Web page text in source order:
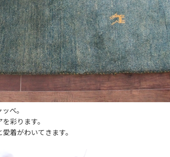
ベ。
彩ります。
着がわいてきます。